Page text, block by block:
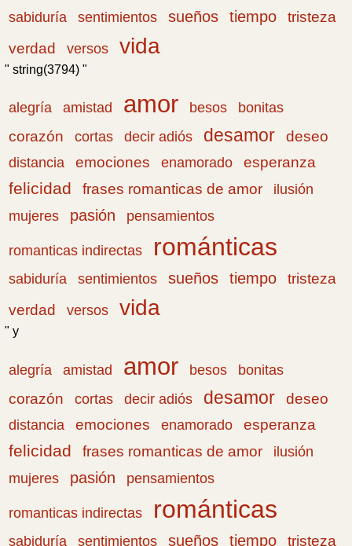
sabiduría sentimientos sueños tiempo
tristeza
verdad
versos vida
" string(3794) "
alegría amistad amor besos
bonitas
corazón
cortas decir adiós desamor deseo
distancia emociones enamorado esperanza
felicidad frases romanticas de amor
ilusión
mujeres
pasión pensamientos
romanticas indirectas románticas
sabiduría sentimientos sueños tiempo
tristeza
verdad
versos vida
" y
alegría amistad amor besos
bonitas
corazón
cortas decir adiós desamor deseo
distancia emociones enamorado esperanza
felicidad frases romanticas de amor
ilusión
mujeres
pasión pensamientos
romanticas indirectas románticas
sabiduría sentimientos sueños tiempo tristeza